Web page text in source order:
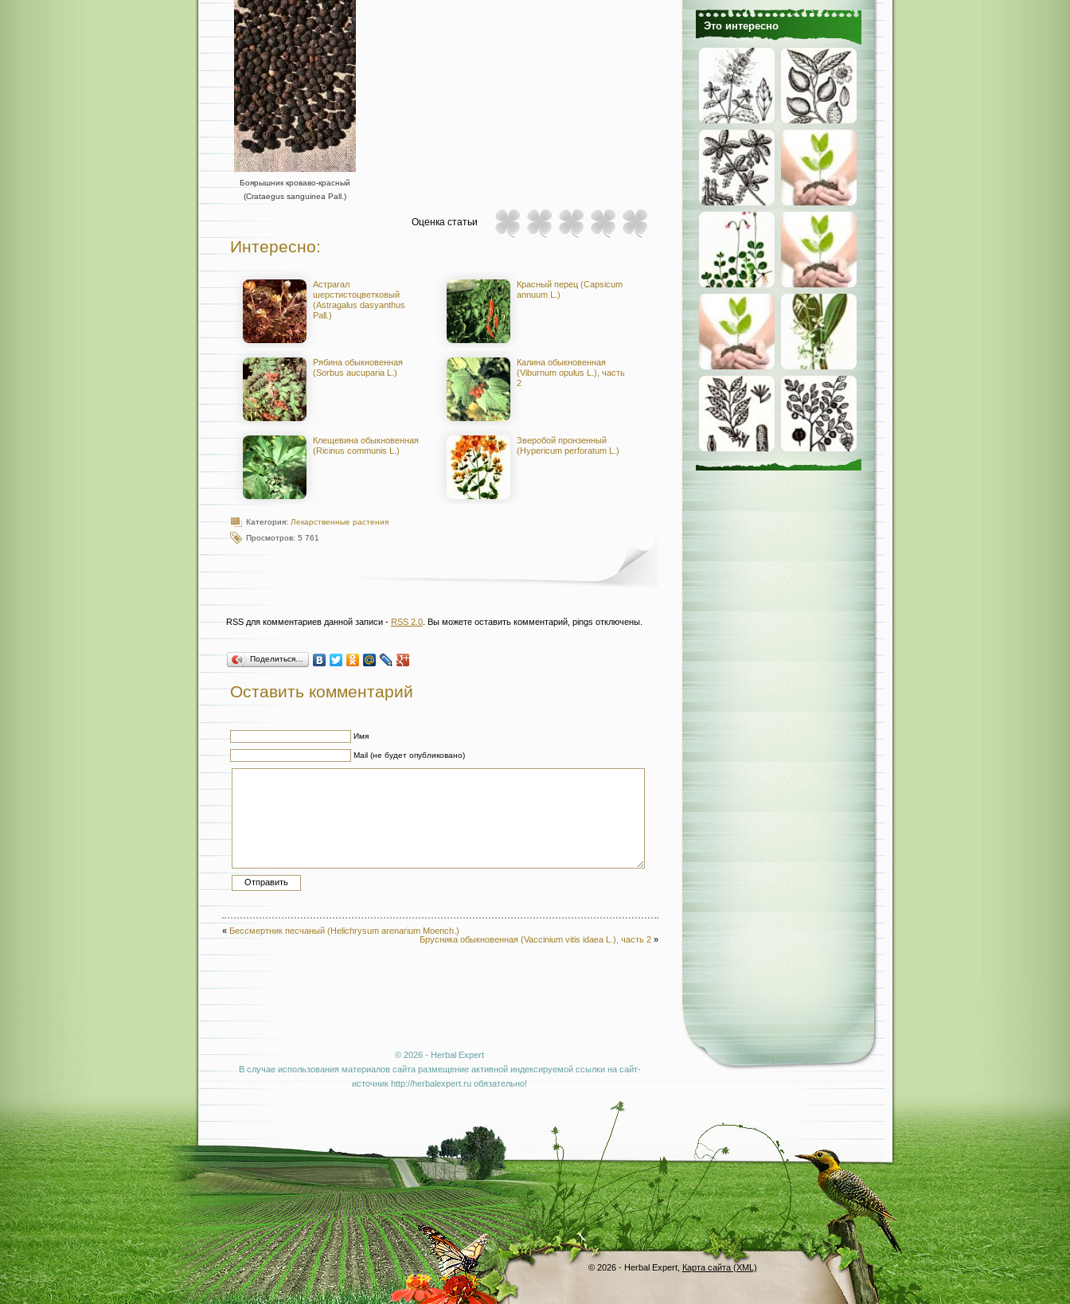
Боярышник кроваво-красный
(Crataegus sanguinea Pall.)
Оценка статьи
Интересно:
Астрагал
шерстистоцветковый
(Astragalus dasyanthus
Pall.)
Красный перец (Capsicum
annuum L.)
Рябина обыкновенная
(Sorbus aucuparia L.)
Калина обыкновенная
(Viburnum opulus L.), часть
2
Клещевина обыкновенная
(Ricinus communis L.)
Зверобой пронзенный
(Hypericum perforatum L.)
Категория: Лекарственные растения
Просмотров: 5 761
RSS для комментариев данной записи - RSS 2.0 . Вы можете оставить комментарий, pings отключены.
Поделиться…
Оставить комментарий
Имя
Mail (не будет опубликовано)
« Бессмертник песчаный (Helichrysum arenarium Moench.)
Брусника обыкновенная (Vaccinium vitis idaea L.), часть 2 »
Это интересно
© 2026 - Herbal Expert
В случае использования материалов сайта размещение активной индексируемой ссылки на сайт-
источник http://herbalexpert.ru обязательно!
© 2026 - Herbal Expert, Карта сайта (XML)